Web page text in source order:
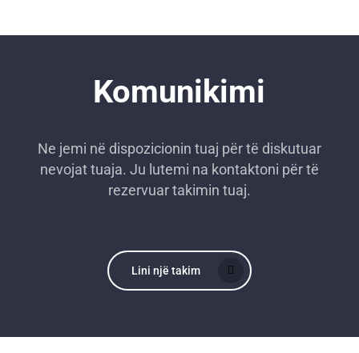
Komunikimi
Ne jemi në dispozicionin tuaj për të diskutuar
nevojat tuaja. Ju lutemi na kontaktoni për të
rezervuar takimin tuaj.
Lini një takim